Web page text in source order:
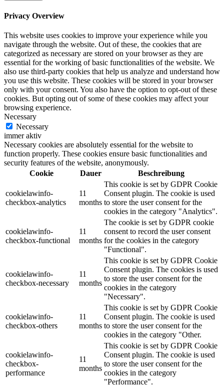
Privacy Overview
This website uses cookies to improve your experience while you
navigate through the website. Out of these, the cookies that are
categorized as necessary are stored on your browser as they are
essential for the working of basic functionalities of the website. We
also use third-party cookies that help us analyze and understand how
you use this website. These cookies will be stored in your browser
only with your consent. You also have the option to opt-out of these
cookies. But opting out of some of these cookies may affect your
browsing experience.
Necessary
Necessary
immer aktiv
Necessary cookies are absolutely essential for the website to
function properly. These cookies ensure basic functionalities and
security features of the website, anonymously.
Cookie
Dauer Beschreibung
cookielawinfo-
checkbox-analytics
11
months
This cookie is set by GDPR Cookie
Consent plugin. The cookie is used
to store the user consent for the
cookies in the category "Analytics".
cookielawinfo-
checkbox-functional
11
months
The cookie is set by GDPR cookie
consent to record the user consent
for the cookies in the category
"Functional".
cookielawinfo-
checkbox-necessary
11
months
This cookie is set by GDPR Cookie
Consent plugin. The cookies is used
to store the user consent for the
cookies in the category
"Necessary".
cookielawinfo-
checkbox-others
11
months
This cookie is set by GDPR Cookie
Consent plugin. The cookie is used
to store the user consent for the
cookies in the category "Other.
cookielawinfo-
checkbox-
performance
11
months
This cookie is set by GDPR Cookie
Consent plugin. The cookie is used
to store the user consent for the
cookies in the category
"Performance".